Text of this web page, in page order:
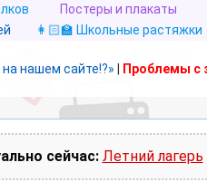
Постеры и плакаты
👩🏻‍🏫 Школьные растяжки
нашем сайте!?» Проблемы с
сейчас: Летний лагерь